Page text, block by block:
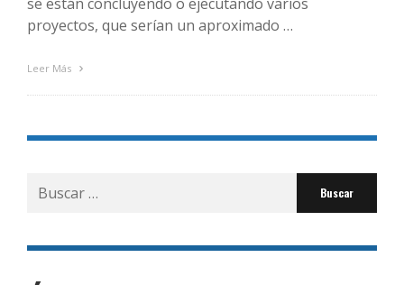
se están concluyendo o ejecutando varios
proyectos, que serían un aproximado …
Leer Más
Buscar
por: